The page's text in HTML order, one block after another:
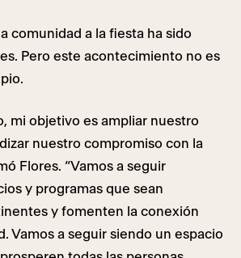
comunidad a la fiesta ha sido
Pero este acontecimiento no es
mi objetivo es ampliar nuestro
nuestro compromiso con la
Flores. “Vamos a seguir
y programas que sean
y fomenten la conexión
Vamos a seguir siendo un espacio